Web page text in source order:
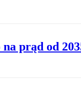
prąd od